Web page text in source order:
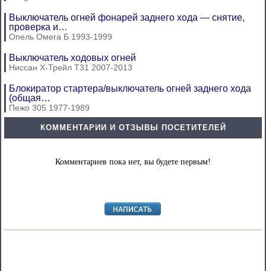
Выключатель огней фонарей заднего хода — снятие,
проверка и…
Опель Омега Б 1993-1999
Выключатель ходовых огней
Ниссан Х-Трейл Т31 2007-2013
Блокиратор стартера/выключатель огней заднего хода
(общая…
Пежо 305 1977-1989
КОММЕНТАРИИ И ОТЗЫВЫ ПОСЕТИТЕЛЕЙ
Комментариев пока нет, вы будете первым!